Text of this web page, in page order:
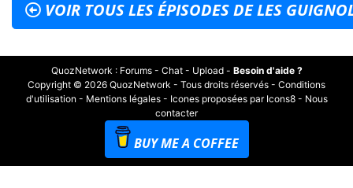
VOIR TOUS LES ÉPISODES DE LES
QuozNetwork : Forums- Chat- Upload- Besoin d'aide ?
Copyright © 2026 QuozNetwork - Tous droits réservés - Conditions
d'utilisation - Mentions légales- Icones proposées par Icons8- Nous
contacter
BUY ME A COFFEE